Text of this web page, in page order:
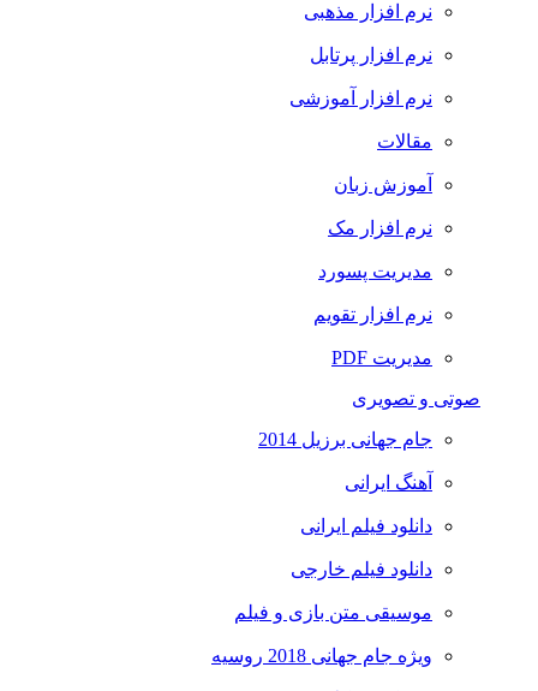
نرم افزار مذهبی
نرم افزار پرتابل
نرم افزار آموزشی
مقالات
آموزش زبان
نرم افزار مک
مدیریت پسورد
نرم افزار تقویم
مدیریت PDF
صوتی و تصویری
جام جهانی برزیل 2014
آهنگ ایرانی
دانلود فیلم ایرانی
دانلود فیلم خارجی
موسیقی متن بازی و فیلم
ویژه جام جهانی 2018 روسیه